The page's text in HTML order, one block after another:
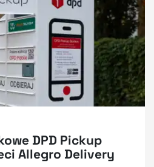
DPD Pickup
Allegro Delivery